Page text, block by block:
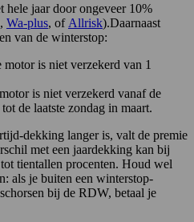
hele jaar door ongeveer 10%
, Wa-plus, of Allrisk).Daarnaast
van de winterstop:
motor is niet verzekerd van 1
is niet verzekerd vanaf de
de laatste zondag in maart.
dekking langer is, valt de premie
met een jaardekking kan bij
tientallen procenten. Houd wel
als je buiten een winterstop-
bij de RDW, betaal je